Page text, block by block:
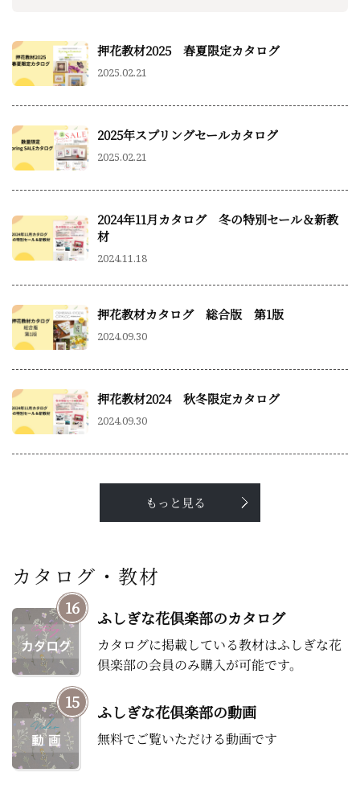
押花教材2025 春夏限定カタログ
2025.02.21
2025年スプリングセールカタログ
2025.02.21
2024年11月カタログ 冬の特別セール＆新教
材
2024.11.18
押花教材カタログ 総合版 第1版
2024.09.30
押花教材2024 秋冬限定カタログ
2024.09.30
もっと見る
カタログ・教材
16
ふしぎな花倶楽部のカタログ
カタログに掲載している教材はふしぎな花
倶楽部の会員のみ購入が可能です。
15
ふしぎな花倶楽部の動画
無料でご覧いただける動画です